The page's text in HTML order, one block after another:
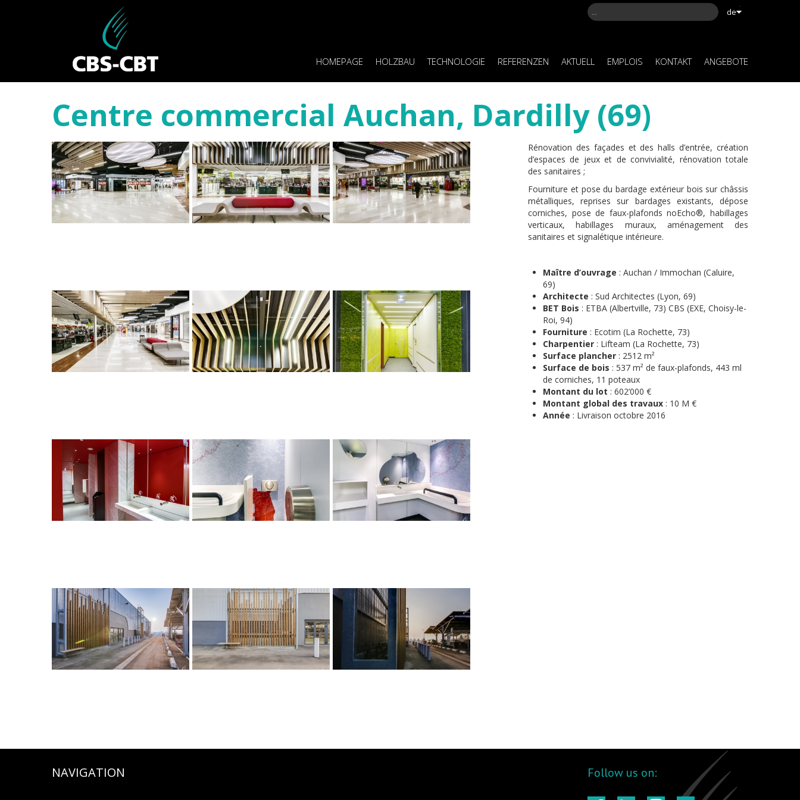
de
HOMEPAGE HOLZBAU TECHNOLOGIE REFERENZEN AKTUELL EMPLOIS KONTAKT ANGEBOTE
Centre commercial Auchan, Dardilly (69)
Rénovation des façades et des halls d’entrée, création
d’espaces de jeux et de convivialité, rénovation totale
des sanitaires ;
Fourniture et pose du bardage extérieur bois sur châssis
métalliques, reprises sur bardages existants, dépose
corniches, pose de faux-plafonds noEcho®, habillages
verticaux, habillages muraux, aménagement des
sanitaires et signalétique intérieure.
Maître d’ouvrage : Auchan / Immochan (Caluire,
69)
Architecte : Sud Architectes (Lyon, 69)
BET Bois : ETBA (Albertville, 73) CBS (EXE, Choisy-le-
Roi, 94)
Fourniture : Ecotim (La Rochette, 73)
Charpentier : Lifteam (La Rochette, 73)
Surface plancher : 2512 m²
Surface de bois : 537 m² de faux-plafonds, 443 ml
de corniches, 11 poteaux
Montant du lot : 602’000 €
Montant global des travaux : 10 M €
Année : Livraison octobre 2016
NAVIGATION Follow us on: